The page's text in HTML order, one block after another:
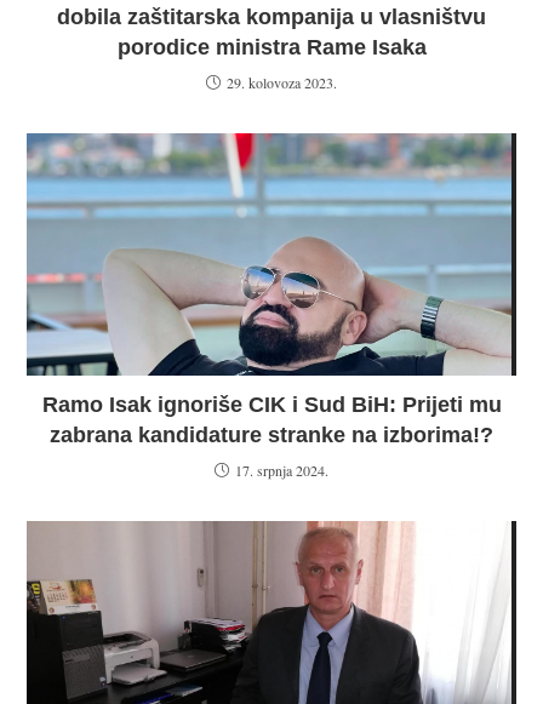
dobila zaštitarska kompanija u vlasništvu
porodice ministra Rame Isaka
29. kolovoza 2023.
Ramo Isak ignoriše CIK i Sud BiH: Prijeti mu
zabrana kandidature stranke na izborima!?
17. srpnja 2024.